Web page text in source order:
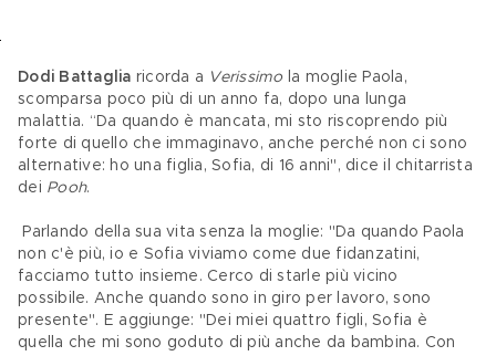
Dodi Battaglia ricorda a Verissimo la moglie Paola,
scomparsa poco più di un anno fa, dopo una lunga
malattia. “Da quando è mancata, mi sto riscoprendo più
forte di quello che immaginavo, anche perché non ci sono
alternative: ho una figlia, Sofia, di 16 anni", dice il chitarrista
dei Pooh.
non c'è più, io e Sofia viviamo come due fidanzatini,
facciamo tutto insieme. Cerco di starle più vicino
possibile. Anche quando sono in giro per lavoro, sono
presente". E aggiunge: "Dei miei quattro figli, Sofia è
quella che mi sono goduto di più anche da bambina. Con